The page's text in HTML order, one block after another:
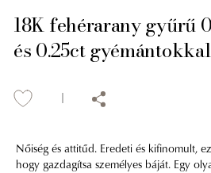
18K fehérarany gyűrű
és 0.25ct gyémántokkal
Nőiség és attitűd. Eredeti és kifinomult,
hogy gazdagítsa személyes báját. Egy